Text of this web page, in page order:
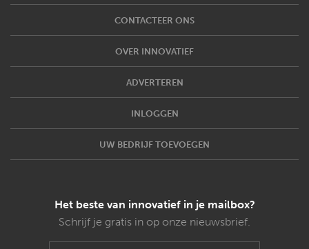
CONTACTEER ONS
OVER INNOVATIEF
ADVERTEREN
INLOGGEN
UW BEDRIJF TOEVOEGEN
Het beste van innovatief in je mailbox?
Schrijf je gratis in op onze nieuwsbrief.